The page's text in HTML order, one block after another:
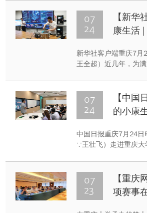
计划。
07
24
【新华
康生活
新华社客户端重庆7月
王全超）近几年，为
业，大力加强新工科
造、云计算、人工智
工科专业的升级改造
力强、具备国际竞争
科人才。重庆大学于
07
24
【中国
的小康
教学模
中国日报重庆7月24
∵王壮飞）走进重庆大
教学环境建设是一流
重庆大学始终重视为
文化的教学环境。
07
23
【重庆
项赛事